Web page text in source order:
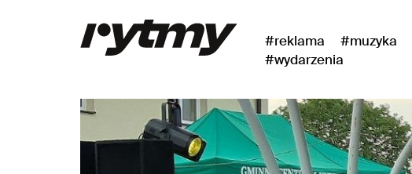
#reklama #muzyka
#wydarzenia